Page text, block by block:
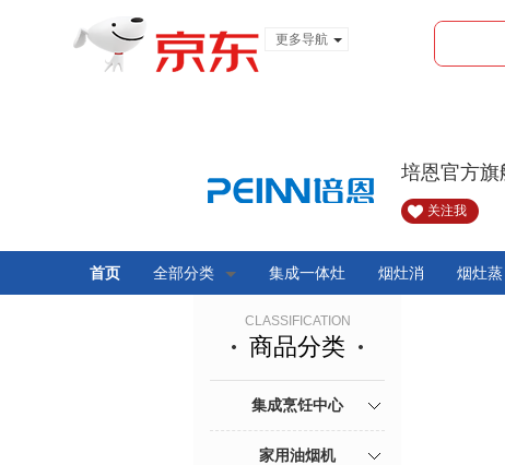
更多导航
培恩官方旗
关注我
首页 全部分类 集成一体灶 烟灶消 烟灶蒸
CLASSIFICATION
商品分类
集成烹饪中心
家用油烟机